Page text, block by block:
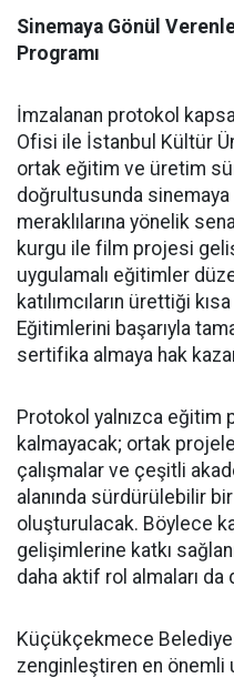
Sinemaya Gönül
Programı
İmzalanan protokol
Ofisi ile İstanbul Kültür
ortak eğitim ve üretim
doğrultusunda
meraklılarına yönelik
kurgu ile film projesi
uygulamalı eğitimler
katılımcıların ürettiği
Eğitimlerini başarıyla
sertifika almaya hak
Protokol yalnızca eğitim
kalmayacak; ortak
çalışmalar ve çeşitli
alanında sürdürülebilir
oluşturulacak. Böylece
gelişimlerine katkı
daha aktif rol almaları
Küçükçekmece
zenginleştiren en önemli